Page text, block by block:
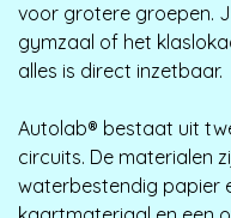
voor grotere groepen.
gymzaal of het
alles is direct inzetbaar.
Autolab® bestaat uit
circuits. De materialen
waterbestendig papier